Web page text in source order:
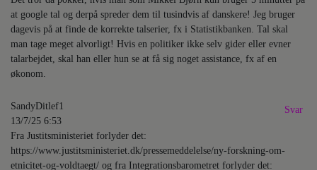
at google tal og derpå spreder dem til tusindvis af danskere! Jeg bruger
dagevis på at finde de korrekte talserier, fx i Statistikbanken. Tal skal
man tage meget alvorligt! Hvis en politiker ikke selv gider eller evner
talarbejdet, skal han eller hun se at få sig noget assistance, fx af en
økonom.
SandyDitlef1
13/7/25 6:53
Fra Justitsministeriet forlyder det:
https://www.justitsministeriet.dk/pressemeddelelse/ny-forskning-om-
etnicitet-og-voldtaegt/ og fra Integrationsbarometret forlyder det:
Svar